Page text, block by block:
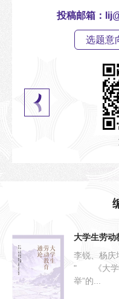
投稿邮箱：
选题意
大学生劳动
李锐、杨庆
" 《大学生
举”的...